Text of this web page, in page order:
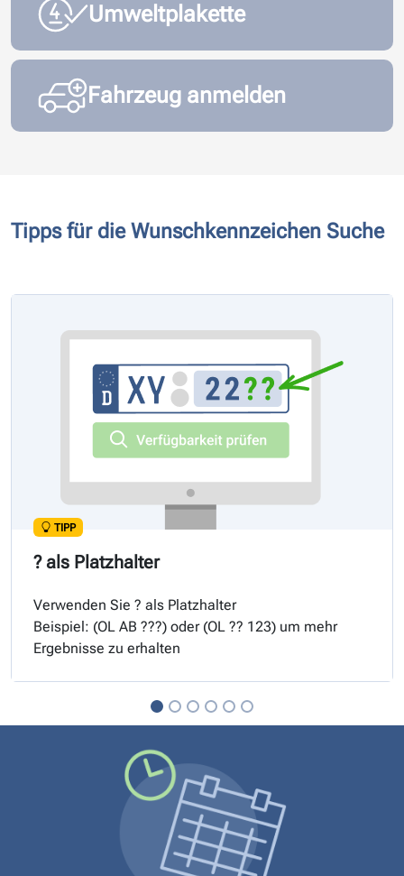
Umweltplakette
Fahrzeug anmelden
Tipps für die Wunschkennzeichen Suche
TIPP
? als Platzhalter
Verwenden Sie ? als Platzhalter
Beispiel: (OL AB ???) oder (OL ?? 123) um mehr
Ergebnisse zu erhalten